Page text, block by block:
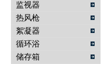
监视器
热风枪
絮凝器
循环浴
储存箱